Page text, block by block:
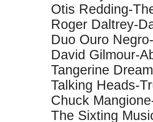
Otis Redding-
Roger Daltrey-
Duo Ouro
David Gilmour-
Tangerine
Talking Heads-
Chuck
The Sixting